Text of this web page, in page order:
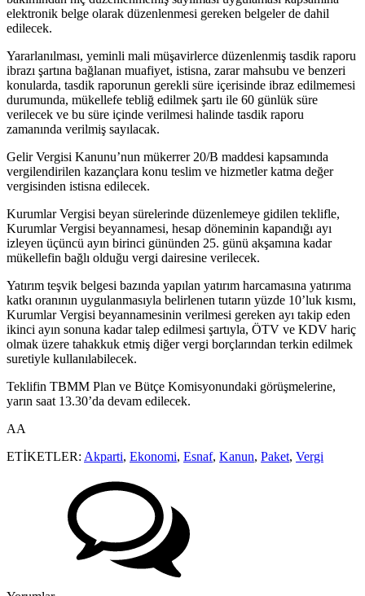
elektronik belge olarak düzenlenmesi gereken belgeler de dahil
edilecek.
Yararlanılması, yeminli mali müşavirlerce düzenlenmiş tasdik raporu
ibrazı şartına bağlanan muafiyet, istisna, zarar mahsubu ve benzeri
konularda, tasdik raporunun gerekli süre içerisinde ibraz edilmemesi
durumunda, mükellefe tebliğ edilmek şartı ile 60 günlük süre
verilecek ve bu süre içinde verilmesi halinde tasdik raporu
zamanında verilmiş sayılacak.
Gelir Vergisi Kanunu’nun mükerrer 20/B maddesi kapsamında
vergilendirilen kazançlara konu teslim ve hizmetler katma değer
vergisinden istisna edilecek.
Kurumlar Vergisi beyan sürelerinde düzenlemeye gidilen teklifle,
Kurumlar Vergisi beyannamesi, hesap döneminin kapandığı ayı
izleyen üçüncü ayın birinci gününden 25. günü akşamına kadar
mükellefin bağlı olduğu vergi dairesine verilecek.
Yatırım teşvik belgesi bazında yapılan yatırım harcamasına yatırıma
katkı oranının uygulanmasıyla belirlenen tutarın yüzde 10’luk kısmı,
Kurumlar Vergisi beyannamesinin verilmesi gereken ayı takip eden
ikinci ayın sonuna kadar talep edilmesi şartıyla, ÖTV ve KDV hariç
olmak üzere tahakkuk etmiş diğer vergi borçlarından terkin edilmek
suretiyle kullanılabilecek.
Teklifin TBMM Plan ve Bütçe Komisyonundaki görüşmelerine,
yarın saat 13.30’da devam edilecek.
AA
ETİKETLER: Akparti, Ekonomi, Esnaf, Kanun, Paket, Vergi